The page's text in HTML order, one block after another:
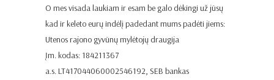
O mes visada laukiam ir esam be galo dėkingi už jūsų
kad ir keleto eurų indėlį padedant mums padėti jiems:
Utenos rajono gyvūnų mylėtojų draugija
Įm. kodas: 184211367
a.s. LT417044060002546192, SEB bankas